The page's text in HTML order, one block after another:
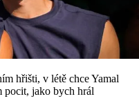
hřišti, v létě chce Yamal
pocit, jako bych hrál